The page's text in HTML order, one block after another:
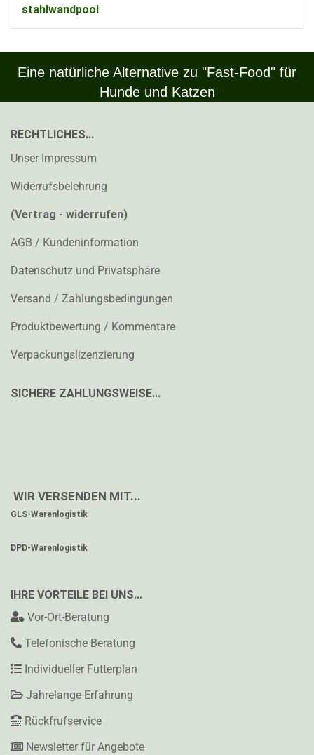
stahlwandpool
Eine natürliche Alternative zu "Fast-Food" für
Hunde und Katzen
RECHTLICHES...
Unser Impressum
Widerrufsbelehrung
(Vertrag - widerrufen)
AGB / Kundeninformation
Datenschutz und Privatsphäre
Versand / Zahlungsbedingungen
Produktbewertung / Kommentare
Verpackungslizenzierung
SICHERE ZAHLUNGSWEISE...
WIR VERSENDEN MIT...
GLS-Warenlogistik
DPD-Warenlogistik
IHRE VORTEILE BEI UNS...
Vor-Ort-Beratung
Telefonische Beratung
Individueller Futterplan
Jahrelange Erfahrung
Rückfrufservice
Newsletter für Angebote